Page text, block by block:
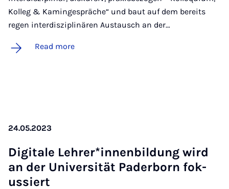
Kolleg & Kamingespräche“ und baut auf dem bereits
regen interdisziplinären Austausch an der…
Read more
24.05.2023
Di­gitale Lehr­er­*innen­bildung wird
an der Uni­versität Pader­born fok­
ussiert